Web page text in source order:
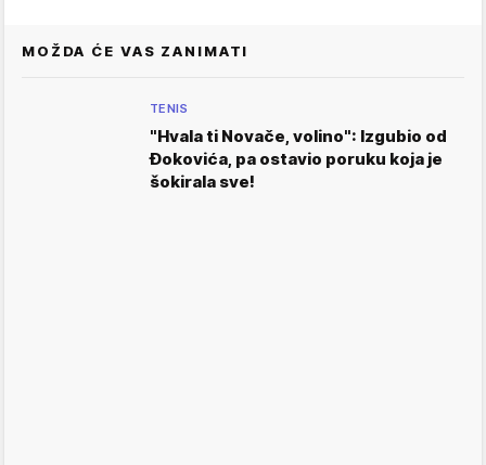
MOŽDA ĆE VAS ZANIMATI
TENIS
"Hvala ti Novače, volino": Izgubio od
Đokovića, pa ostavio poruku koja je
šokirala sve!